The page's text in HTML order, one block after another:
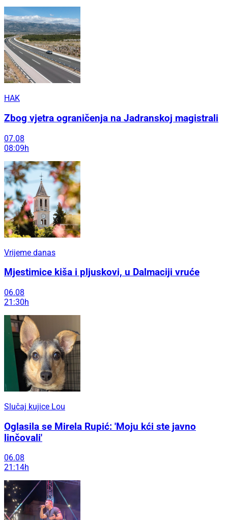
HAK
Zbog vjetra ograničenja na Jadranskoj magistrali
07.08
08:09h
Vrijeme danas
Mjestimice kiša i pljuskovi, u Dalmaciji vruće
06.08
21:30h
Slučaj kujice Lou
Oglasila se Mirela Rupić: 'Moju kći ste javno
linčovali'
06.08
21:14h